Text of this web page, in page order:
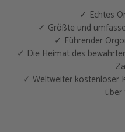
✓ Echtes
✓ Größte und
✓ Führender
✓ Die Heimat des
✓ Weltweiter kostenloser
über